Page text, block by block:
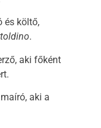
és költő,
.
aki főként
aki a